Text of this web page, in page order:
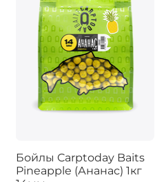
Бойлы Carptoday Baits
Pineapple (Ананас) 1кг